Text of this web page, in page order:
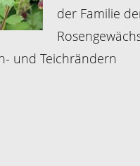
der Familie
und Teichrändern